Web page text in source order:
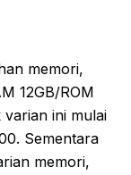
memori,
12GB/ROM
ini mulai
Sementara
memori,